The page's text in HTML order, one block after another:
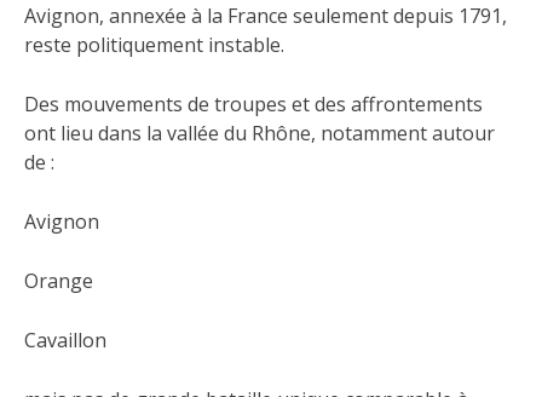
Avignon, annexée à la France seulement depuis 1791,
reste politiquement instable.
Des mouvements de troupes et des affrontements
ont lieu dans la vallée du Rhône, notamment autour
de :
Avignon
Orange
Cavaillon